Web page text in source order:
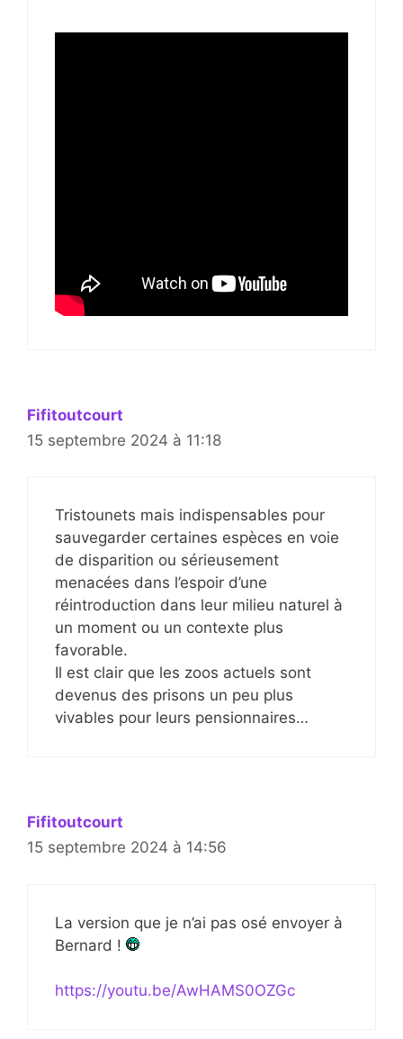
Fifitoutcourt
15 septembre 2024 à 11:18
Tristounets mais indispensables pour
sauvegarder certaines espèces en voie
de disparition ou sérieusement
menacées dans l’espoir d’une
réintroduction dans leur milieu naturel à
un moment ou un contexte plus
favorable.
Il est clair que les zoos actuels sont
devenus des prisons un peu plus
vivables pour leurs pensionnaires…
Fifitoutcourt
15 septembre 2024 à 14:56
La version que je n’ai pas osé envoyer à
Bernard !
https://youtu.be/AwHAMS0OZGc